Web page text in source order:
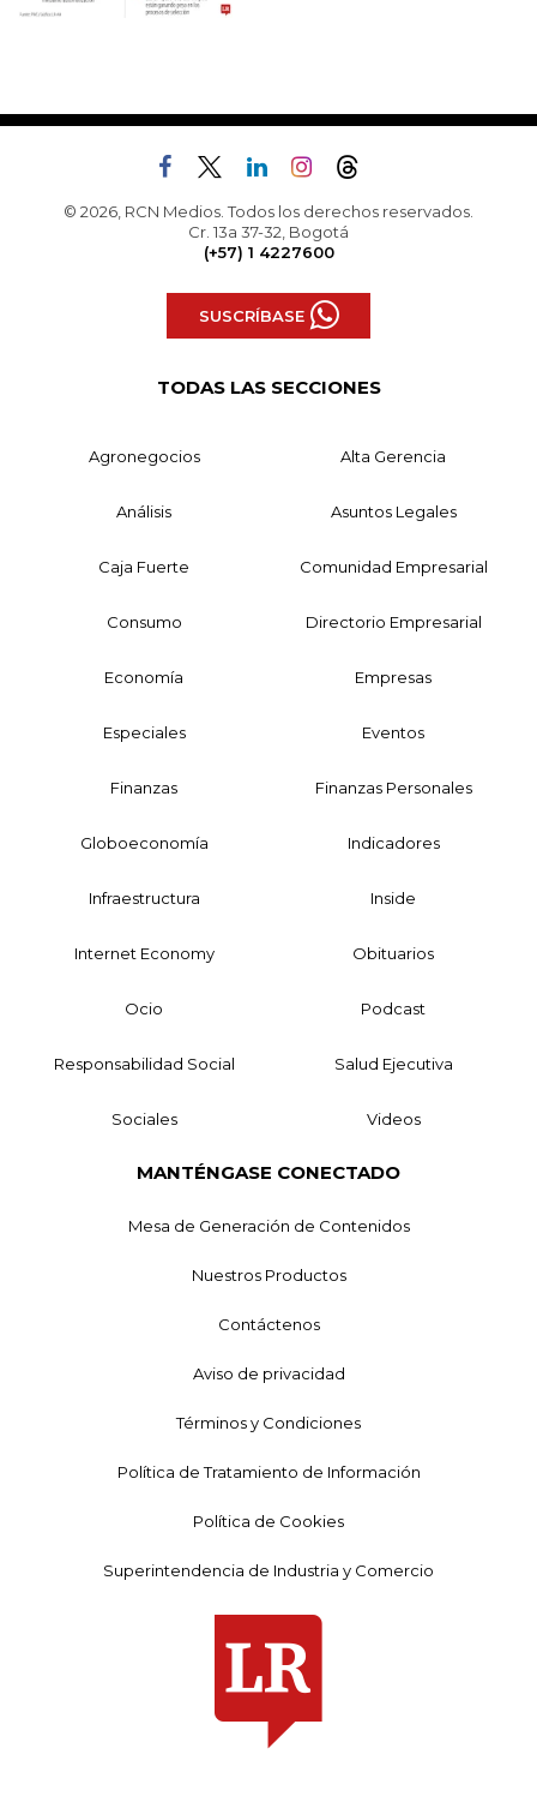
© 2026, RCN Medios. Todos los derechos reservados.
Cr. 13a 37-32, Bogotá
(+57) 1 4227600
SUSCRÍBASE
TODAS LAS SECCIONES
Agronegocios Alta Gerencia
Análisis Asuntos Legales
Caja Fuerte Comunidad Empresarial
Consumo Directorio Empresarial
Economía Empresas
Especiales Eventos
Finanzas Finanzas Personales
Globoeconomía Indicadores
Infraestructura Inside
Internet Economy Obituarios
Ocio Podcast
Responsabilidad Social Salud Ejecutiva
Sociales Videos
MANTÉNGASE CONECTADO
Mesa de Generación de Contenidos
Nuestros Productos
Contáctenos
Aviso de privacidad
Términos y Condiciones
Política de Tratamiento de Información
Política de Cookies
Superintendencia de Industria y Comercio